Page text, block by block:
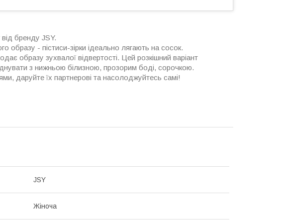
бренду JSY.
образу - пістиси-зірки ідеально лягають на сосок.
образу зухвалої відвертості. Цей розкішний варіант
з нижньою білизною, прозорим боді, сорочкою.
даруйте їх партнерові та насолоджуйтесь самі!
JSY
Жіноча